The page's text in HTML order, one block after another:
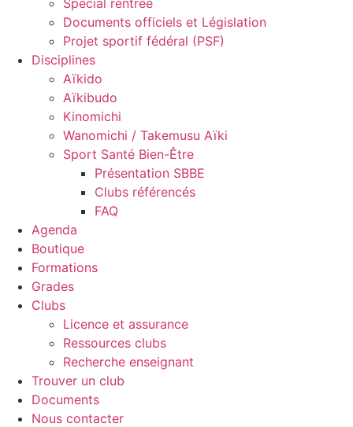
Spécial rentrée
Documents officiels et Législation
Projet sportif fédéral (PSF)
Disciplines
Aïkido
Aïkibudo
Kinomichi
Wanomichi / Takemusu Aïki
Sport Santé Bien-Être
Présentation SBBE
Clubs référencés
FAQ
Agenda
Boutique
Formations
Grades
Clubs
Licence et assurance
Ressources clubs
Recherche enseignant
Trouver un club
Documents
Nous contacter